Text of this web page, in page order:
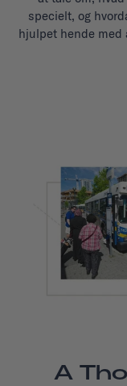
specielt, og
hjulpet hende med
A